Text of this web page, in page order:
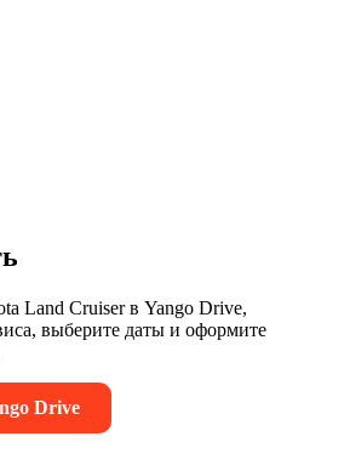
Land Cruiser в Yango Drive,
выберите даты и оформите
Drive